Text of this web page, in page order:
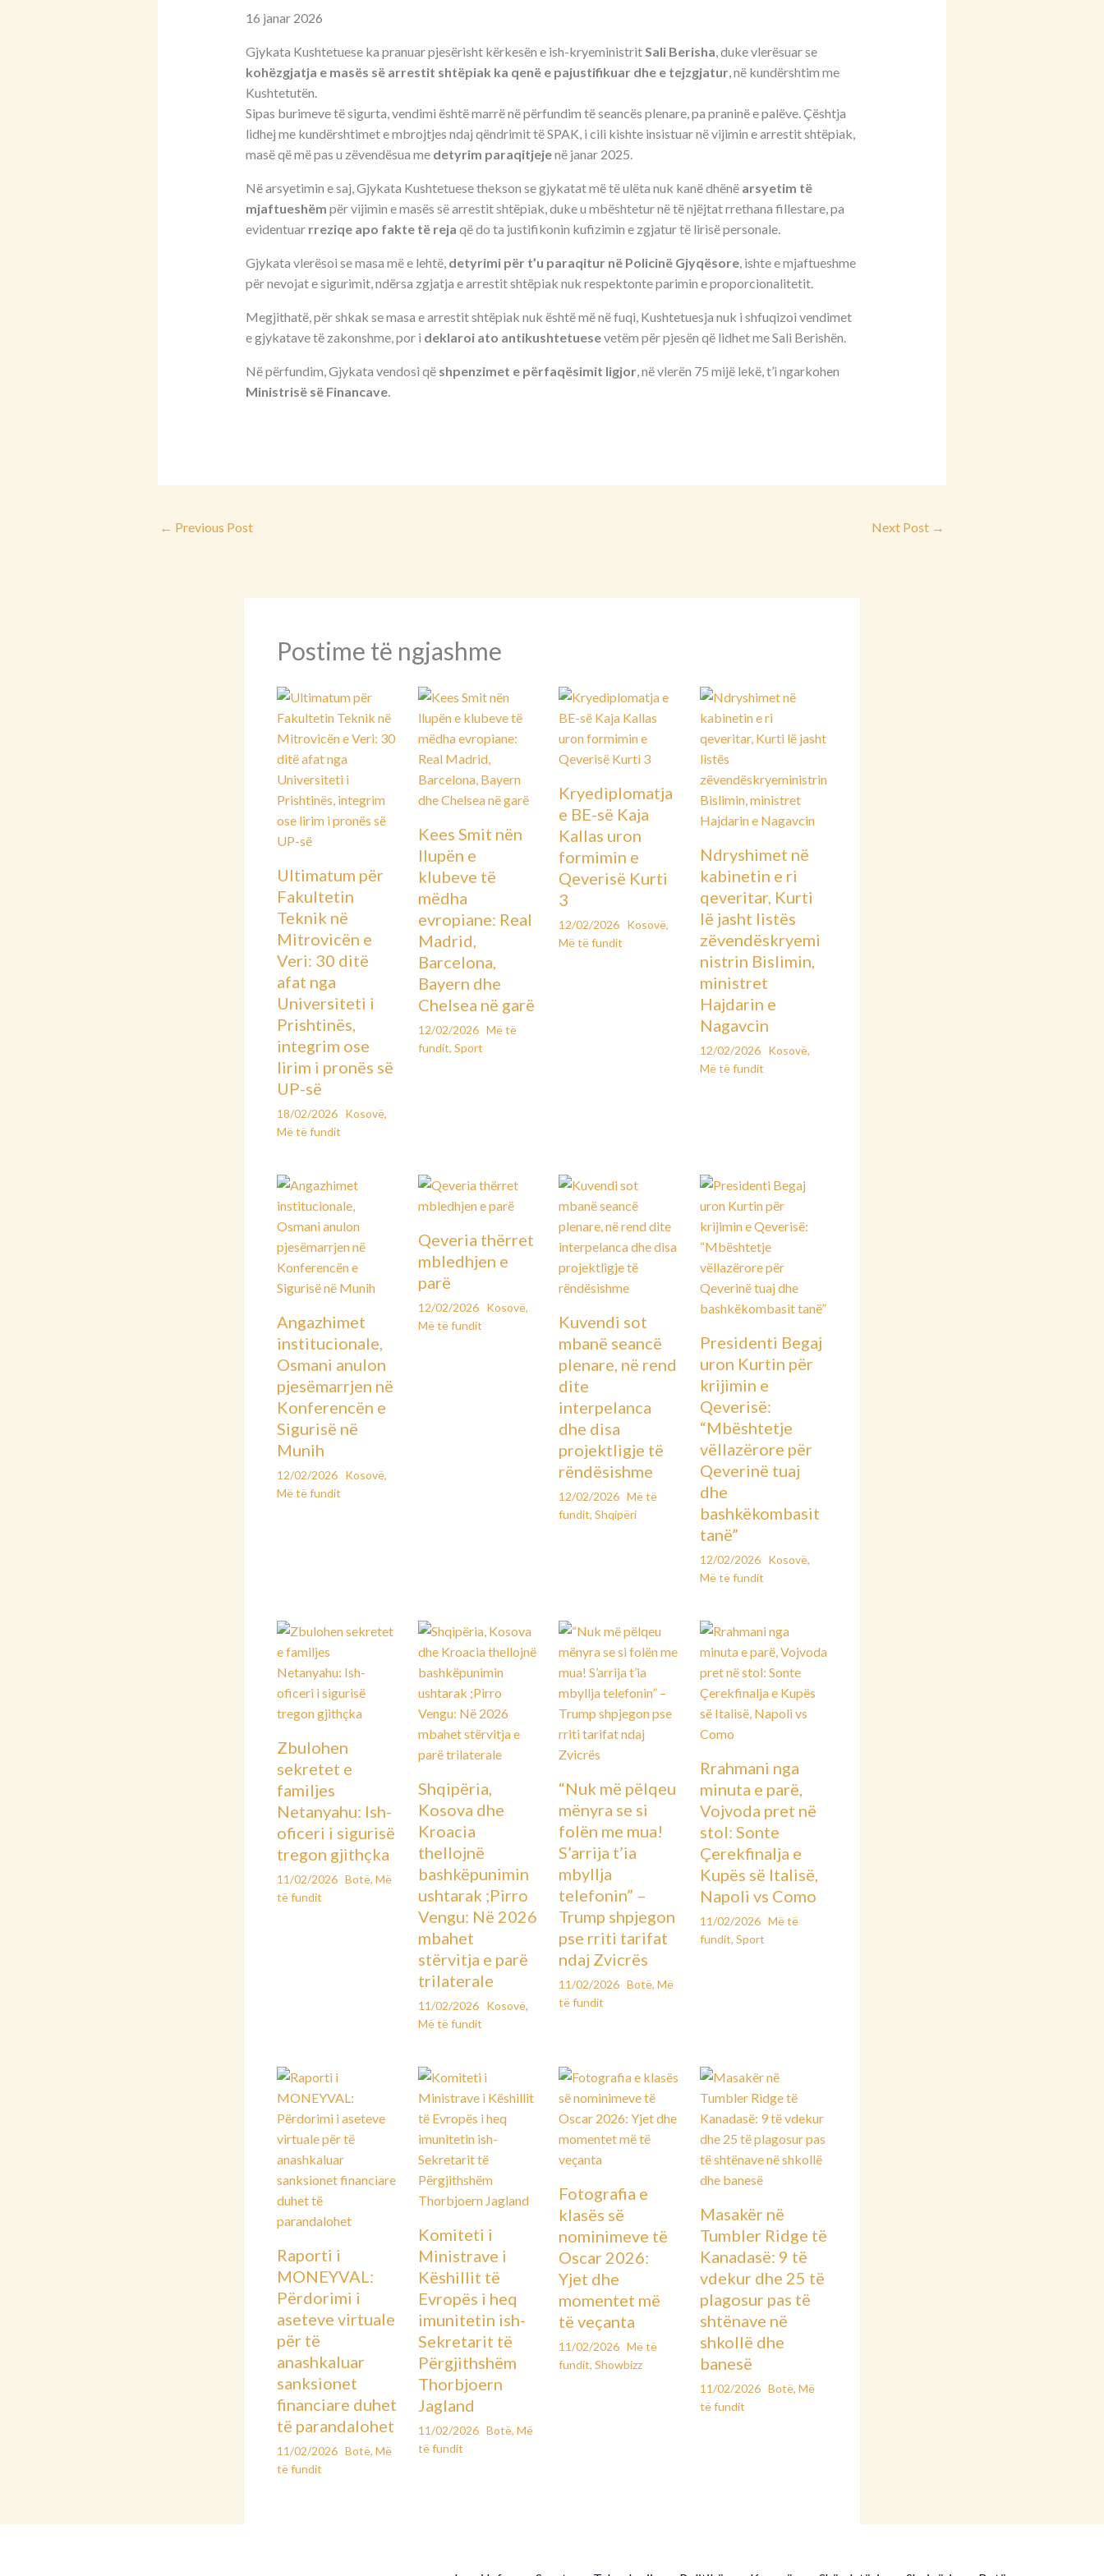
16 janar 2026
Gjykata Kushtetuese ka pranuar pjesërisht kërkesën e ish-kryeministritSali Berisha, duke vlerësuar se
kohëzgjatja e masës së arrestit shtëpiak ka qenë e pajustifikuar dhe e tejzgjatur, në kundërshtim me
Kushtetutën.
Sipas burimeve të sigurta, vendimi është marrë në përfundim të seancës plenare, pa praninë e palëve. Çështja
lidhej me kundërshtimet e mbrojtjes ndaj qëndrimit të SPAK, i cili kishte insistuar në vijimin e arrestit shtëpiak,
masë që më pas u zëvendësua me detyrim paraqitjejenë janar 2025.
Në arsyetimin e saj, Gjykata Kushtetuese thekson se gjykatat më të ulëta nuk kanë dhënë arsyetim të
mjaftueshëm për vijimin e masës së arrestit shtëpiak, duke u mbështetur në të njëjtat rrethana fillestare, pa
evidentuar rreziqe apo fakte të reja që do ta justifikonin kufizimin e zgjatur të lirisë personale.
Gjykata vlerësoi se masa më e lehtë, detyrimi për t’u paraqitur në Policinë Gjyqësore, ishte e mjaftueshme
për nevojat e sigurimit, ndërsa zgjatja e arrestit shtëpiak nuk respektonte parimin e proporcionalitetit.
Megjithatë, për shkak se masa e arrestit shtëpiak nuk është më në fuqi, Kushtetuesja nuk i shfuqizoi vendimet
e gjykatave të zakonshme, por i deklaroi ato antikushtetuesevetëm për pjesën që lidhet me Sali Berishën.
Në përfundim, Gjykata vendosi që shpenzimet e përfaqësimit ligjor, në vlerën 75 mijë lekë, t’i ngarkohen
Ministrisë së Financave.
← Previous Post Next Post →
Postime të ngjashme
Ultimatum për
Fakultetin
Teknik në
Mitrovicën e
Veri: 30 ditë
afat nga
Universiteti i
Prishtinës,
integrim ose
lirim i pronës së
UP-së
18/02/2026 Kosovë,
Më të fundit
Kees Smit nën
llupën e
klubeve të
mëdha
evropiane: Real
Madrid,
Barcelona,
Bayern dhe
Chelsea në garë
12/02/2026 Më të
fundit, Sport
Kryediplomatja
e BE-së Kaja
Kallas uron
formimin e
Qeverisë Kurti
3
12/02/2026 Kosovë,
Më të fundit
Ndryshimet në
kabinetin e ri
qeveritar, Kurti
lë jasht listës
zëvendëskryemi
nistrin Bislimin,
ministret
Hajdarin e
Nagavcin
12/02/2026 Kosovë,
Më të fundit
Angazhimet
institucionale,
Osmani anulon
pjesëmarrjen në
Konferencën e
Sigurisë në
Munih
12/02/2026 Kosovë,
Më të fundit
Qeveria thërret
mbledhjen e
parë
12/02/2026 Kosovë,
Më të fundit
Kuvendi sot
mbanë seancë
plenare, në rend
dite
interpelanca
dhe disa
projektligje të
rëndësishme
12/02/2026 Më të
fundit,Shqipëri
Presidenti Begaj
uron Kurtin për
krijimin e
Qeverisë:
“Mbështetje
vëllazërore për
Qeverinë tuaj
dhe
bashkëkombasit
tanë”
12/02/2026 Kosovë,
Më të fundit
Zbulohen
sekretet e
familjes
Netanyahu: Ish-
oficeri i sigurisë
tregon gjithçka
11/02/2026 Botë, Më
të fundit
Shqipëria,
Kosova dhe
Kroacia
thellojnë
bashkëpunimin
ushtarak ;Pirro
Vengu: Në 2026
mbahet
stërvitja e parë
trilaterale
11/02/2026 Kosovë,
Më të fundit
“Nuk më pëlqeu
mënyra se si
folën me mua!
S’arrija t’ia
mbyllja
telefonin” –
Trump shpjegon
pse rriti tarifat
ndaj Zvicrës
11/02/2026 Botë,Më
të fundit
Rrahmani nga
minuta e parë,
Vojvoda pret në
stol: Sonte
Çerekfinalja e
Kupës së Italisë,
Napoli vs Como
11/02/2026 Më të
fundit, Sport
Raporti i
MONEYVAL:
Përdorimi i
aseteve virtuale
për të
anashkaluar
sanksionet
financiare duhet
të parandalohet
11/02/2026 Botë, Më
të fundit
Komiteti i
Ministrave i
Këshillit të
Evropës i heq
imunitetin ish-
Sekretarit të
Përgjithshëm
Thorbjoern
Jagland
11/02/2026 Botë, Më
të fundit
Fotografia e
klasës së
nominimeve të
Oscar 2026:
Yjet dhe
momentet më
të veçanta
11/02/2026 Më të
fundit,Showbizz
Masakër në
Tumbler Ridge të
Kanadasë: 9 të
vdekur dhe 25 të
plagosur pas të
shtënave në
shkollë dhe
banesë
11/02/2026 Botë, Më
të fundit